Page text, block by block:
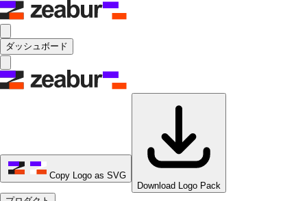
ダッシュボード
Copy Logo as SVG
Download Logo Pack